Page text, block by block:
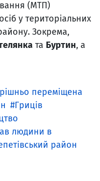
(МТП)
у територіальних
Зокрема,
та Буртин, а
переміщена
Гриців
людини в
район